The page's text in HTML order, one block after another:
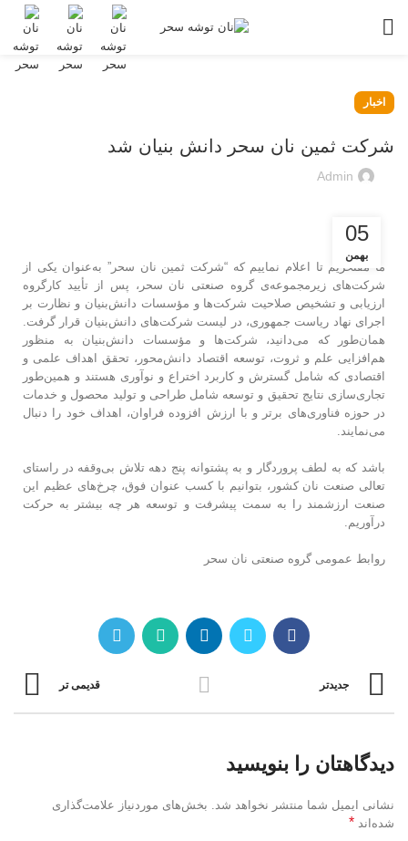
اخبار
شرکت ثمین نان سحر دانش بنیان شد
Admin
05
بهمن
ما مفتخریم تا اعلام نماییم که “شرکت ثمین نان سحر” به‌عنوان یکی از
شرکت‌های زیرمجموعه‌ی گروه صنعتی نان سحر، پس از تأیید کارگروه
ارزیابی و تشخیص صلاحیت شرکت‌ها و مؤسسات دانش‌بنیان و نظارت بر
اجرای نهاد ریاست جمهوری، در لیست شرکت‌های دانش‌بنیان قرار گرفت.
همان‌طور که می‌دانید، شرکت‌ها و مؤسسات دانش‌بنیان به منظور
هم‌افزایی علم و ثروت، توسعه اقتصاد دانش‌محور، تحقق اهداف علمی و
اقتصادی که شامل گسترش و کاربرد اختراع و نوآوری هستند و همین‌طور
تجاری‌سازی نتایج تحقیق و توسعه شامل طراحی و تولید محصول و خدمات
در حوزه فناوری‌های برتر و با ارزش افزوده فراوان، اهداف خود را دنبال
می‌نمایند.
باشد که به لطف پروردگار و به پشتوانه پنج دهه تلاش بی‌وقفه در راستای
تعالی صنعت نان کشور، بتوانیم با کسب عنوان فوق، چرخ‌های عظیم این
صنعت ارزشمند را به سمت پیشرفت و توسعه هر چه بیشتر به حرکت
درآوریم.
روابط عمومی گروه صنعتی نان سحر
جدیدتر قدیمی تر
دیدگاهتان را بنویسید
نشانی ایمیل شما منتشر نخواهد شد. بخش‌های موردنیاز علامت‌گذاری
شده‌اند *